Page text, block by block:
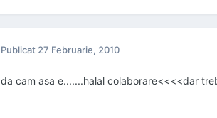
Publicat 27 Februarie, 2010
da cam asa e.......halal colaborare<<<<dar